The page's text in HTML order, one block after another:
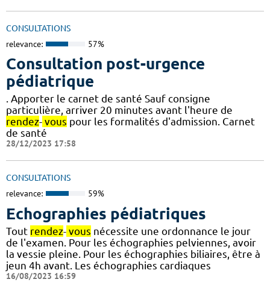
CONSULTATIONS
relevance: 57%
Consultation post-urgence
pédiatrique
. Apporter le carnet de santé Sauf consigne
particulière, arriver 20 minutes avant l'heure de
rendez- vous pour les formalités d'admission. Carnet
de santé
28/12/2023 17:58
CONSULTATIONS
relevance: 59%
Echographies pédiatriques
Tout rendez- vous nécessite une ordonnance le jour
de l'examen. Pour les échographies pelviennes, avoir
la vessie pleine. Pour les échographies biliaires, être à
jeun 4h avant. Les échographies cardiaques
16/08/2023 16:59